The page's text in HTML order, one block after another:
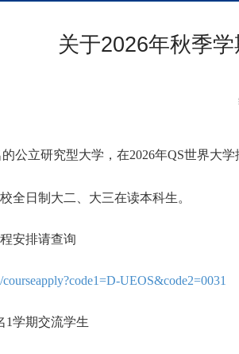
关于2026年秋季
公立研究型大学，在2026年QS世界大
校全日制大二、大三在读本科生。
程安排请查询
UEOS&code2=0031
1学期交流学生